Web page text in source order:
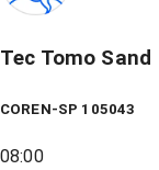
Tec Tomo Sand
COREN-SP 105043
08:00